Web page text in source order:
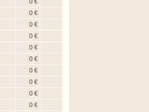
0 €
0 €
0 €
0 €
0 €
0 €
0 €
0 €
0 €
0 €